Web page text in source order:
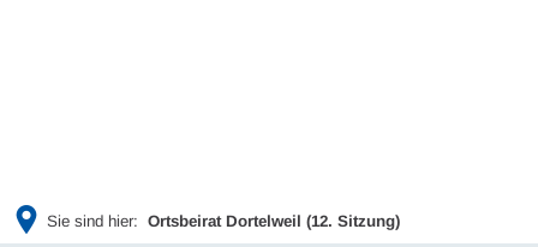
Sie sind hier: Ortsbeirat Dortelweil (12. Sitzung)